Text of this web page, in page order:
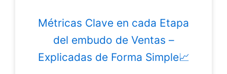
Métricas Clave en cada Etapa
del embudo de Ventas –
Explicadas de Forma Simple📈